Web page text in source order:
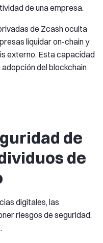
de una empresa.
de Zcash oculta
liquidar on-chain y
externo. Esta capacidad
del blockchain
de
de
digitales, las
riesgos de seguridad,